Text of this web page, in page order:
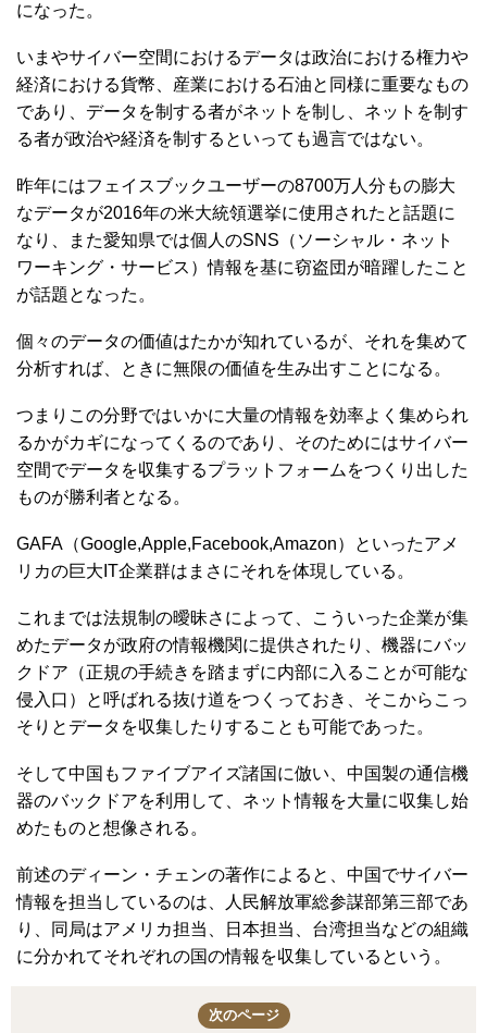
になった。
いまやサイバー空間におけるデータは政治における権力や
経済における貨幣、産業における石油と同様に重要なもの
であり、データを制する者がネットを制し、ネットを制す
る者が政治や経済を制するといっても過言ではない。
昨年にはフェイスブックユーザーの8700万人分もの膨大
なデータが2016年の米大統領選挙に使用されたと話題に
なり、また愛知県では個人のSNS（ソーシャル・ネット
ワーキング・サービス）情報を基に窃盗団が暗躍したこと
が話題となった。
個々のデータの価値はたかが知れているが、それを集めて
分析すれば、ときに無限の価値を生み出すことになる。
つまりこの分野ではいかに大量の情報を効率よく集められ
るかがカギになってくるのであり、そのためにはサイバー
空間でデータを収集するプラットフォームをつくり出した
ものが勝利者となる。
GAFA（Google,Apple,Facebook,Amazon）といったアメ
リカの巨大IT企業群はまさにそれを体現している。
これまでは法規制の曖昧さによって、こういった企業が集
めたデータが政府の情報機関に提供されたり、機器にバッ
クドア（正規の手続きを踏まずに内部に入ることが可能な
侵入口）と呼ばれる抜け道をつくっておき、そこからこっ
そりとデータを収集したりすることも可能であった。
そして中国もファイブアイズ諸国に倣い、中国製の通信機
器のバックドアを利用して、ネット情報を大量に収集し始
めたものと想像される。
前述のディーン・チェンの著作によると、中国でサイバー
情報を担当しているのは、人民解放軍総参謀部第三部であ
り、同局はアメリカ担当、日本担当、台湾担当などの組織
に分かれてそれぞれの国の情報を収集しているという。
次のページ